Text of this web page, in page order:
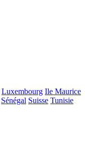
Luxembourg Ile Maurice
Sénégal Suisse Tunisie